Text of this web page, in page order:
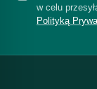
w celu
Polityką